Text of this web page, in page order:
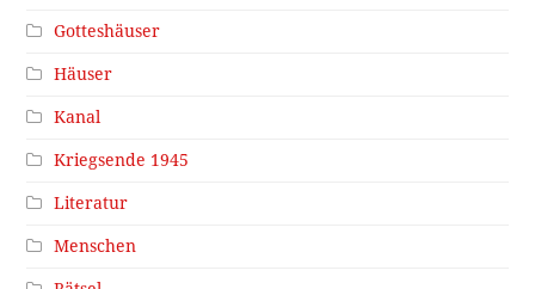
Gotteshäuser
Häuser
Kanal
Kriegsende 1945
Literatur
Menschen